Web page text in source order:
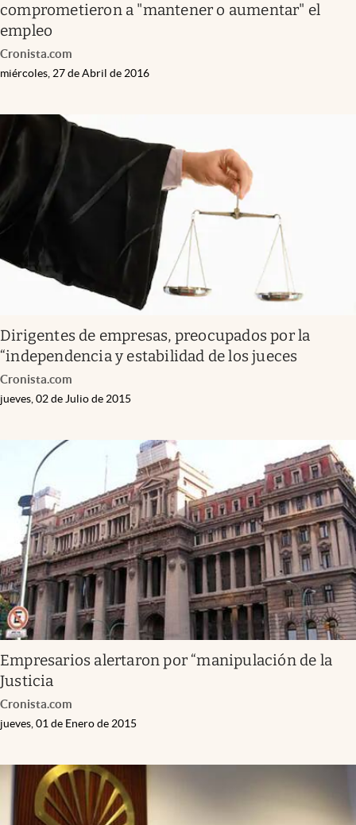
comprometieron a "mantener o aumentar" el
empleo
Cronista.com
miércoles, 27 de Abril de 2016
Dirigentes de empresas, preocupados por la
“independencia y estabilidad de los jueces
Cronista.com
jueves, 02 de Julio de 2015
Empresarios alertaron por “manipulación de la
Justicia
Cronista.com
jueves, 01 de Enero de 2015